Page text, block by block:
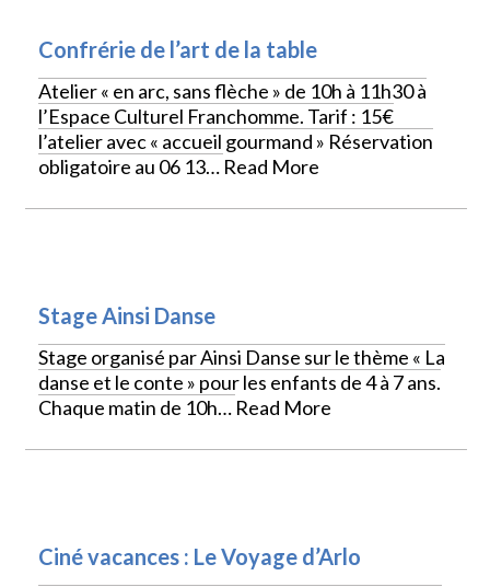
Confrérie de l’art de la table
Atelier « en arc, sans flèche » de 10h à 11h30 à
l’Espace Culturel Franchomme. Tarif : 15€
l’atelier avec « accueil gourmand » Réservation
obligatoire au 06 13… Read More
Stage Ainsi Danse
Stage organisé par Ainsi Danse sur le thème « La
danse et le conte » pour les enfants de 4 à 7 ans.
Chaque matin de 10h… Read More
Ciné vacances : Le Voyage d’Arlo